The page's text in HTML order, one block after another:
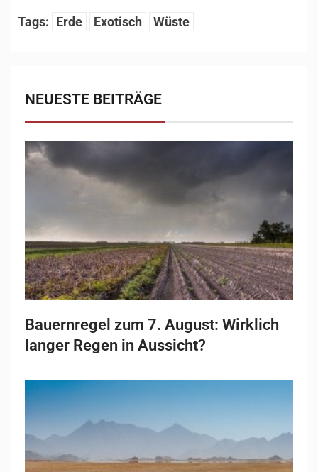
Tags: Erde Exotisch Wüste
NEUESTE BEITRÄGE
Bauernregel zum 7. August: Wirklich
langer Regen in Aussicht?